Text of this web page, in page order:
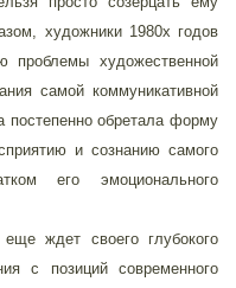
художники 1980х годов
проблемы художественной
самой коммуникативной
постепенно обретала форму
и сознанию самого
его эмоционального
ждет своего глубокого
с позиций современного